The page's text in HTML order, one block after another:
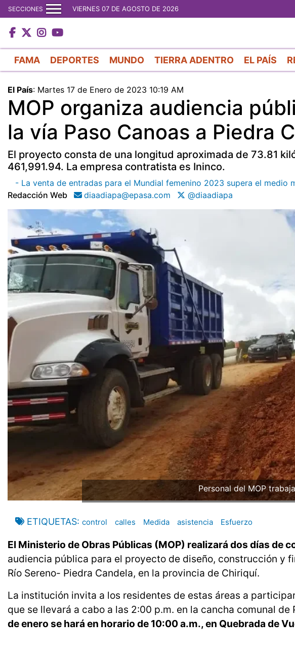
SECCIONES VIERNES 07 DE AGOSTO DE 2026
FAMA DEPORTES MUNDO TIERRA ADENTRO EL PAÍS
El País: Martes 17 de Enero de 2023 10:19 AM
MOP organiza audiencia
la vía Paso Canoas a Piedra
El proyecto consta de una longitud aproximada de 73.81
461,991.94. La empresa contratista es Ininco.
- La venta de entradas para el Mundial femenino 2023 supera el medio
Redacción Web
diaadiapa@epasa.com @diaadiapa
Personal del MOP
ETIQUETAS control calles Medida asistencia Esfuerzo
El Ministerio de Obras Públicas (MOP) realizará dos días de
audiencia pública para el proyecto de diseño, construcción y
Río Sereno- Piedra Candela, en la provincia de Chiriquí.
La institución invita a los residentes de estas áreas a
que se llevará a cabo a las 2:00 p.m. en la cancha comunal de
de enero se hará en horario de 10:00 a.m., en Quebrada de